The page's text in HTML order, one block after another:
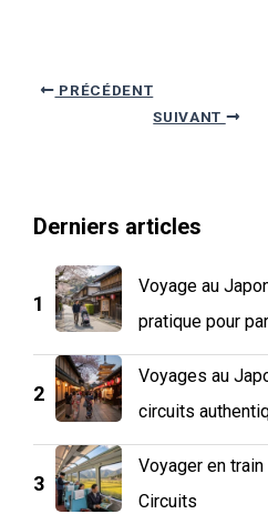
NavigationPRÉCÉDENT
SUIVANT
Derniers articles
1
Voyage au
pratique pour
2
Voyages au
circuits
3
Voyager en
Circuits